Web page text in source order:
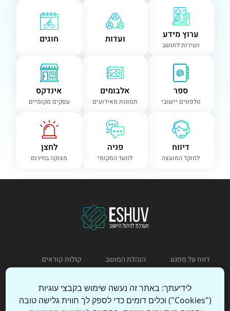
ערוץ מידע
ושירות לתושב ועדות חוגים
ספר
טלפונים יישובי
אלבומים
תמונות מאירועים
אינדקס
עסקים מקומיים
דיווח
למוקד המועצה
פניה
לוועד המקומי
לחצן
מצוקה בחירום
דווח על מפגע הנהלת המושב
קולות קוראים
כניסת מנהל הצהרת נגישות
לידיעתך: באתר זה נעשה שימוש בקבצי עוגיות
("Cookies") וכלים דומים כדי לספק לך חווית גלישה טובה